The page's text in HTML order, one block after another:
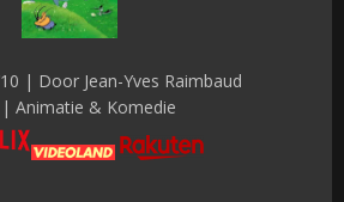
| Door Jean-Yves Raimbaud
| Animatie & Komedie